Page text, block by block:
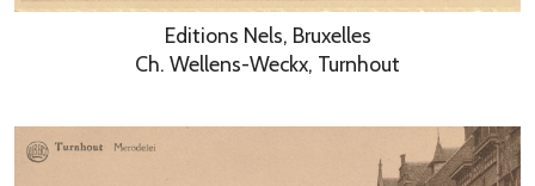
Editions Nels, Bruxelles
Ch. Wellens-Weckx, Turnhout